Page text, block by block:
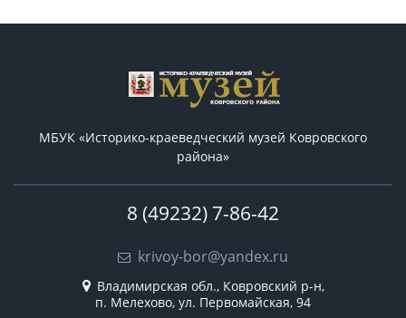
МБУК «Историко-краеведческий музей Ковровского
района»
8 (49232) 7-86-42
krivoy-bor@yandex.ru
Владимирская обл., Ковровский р-н,
п. Мелехово, ул. Первомайская, 94